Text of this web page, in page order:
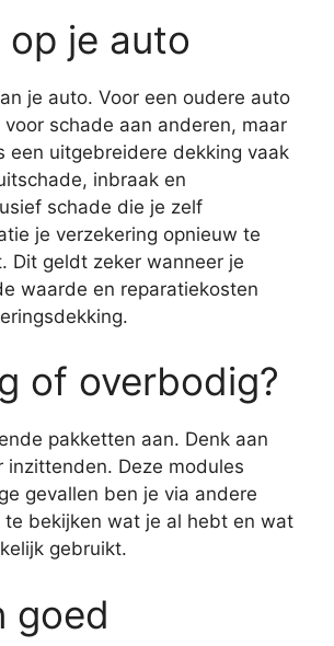
je auto
je auto. Voor een oudere auto
schade aan anderen, maar
een uitgebreidere dekking vaak
inbraak en
schade die je zelf
je verzekering opnieuw te
Dit geldt zeker wanneer je
waarde en reparatiekosten
of overbodig?
pakketten aan. Denk aan
Deze modules
gevallen ben je via andere
bekijken wat je al hebt en wat
gebruikt.
goed